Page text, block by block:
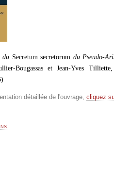
du Secretum secretorum du Pseudo-
Bougassas et Jean-Yves
détaillée de l'ouvrage, cliquez